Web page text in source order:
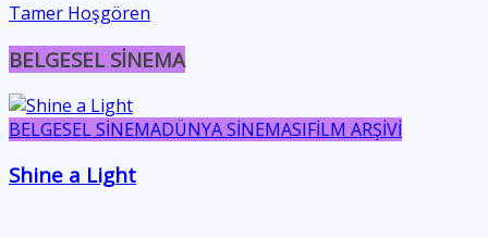
Tamer Hoşgören
BELGESEL SİNEMA
BELGESEL SİNEMADÜNYA SİNEMASIFİLM ARŞİVİ
Shine a Light